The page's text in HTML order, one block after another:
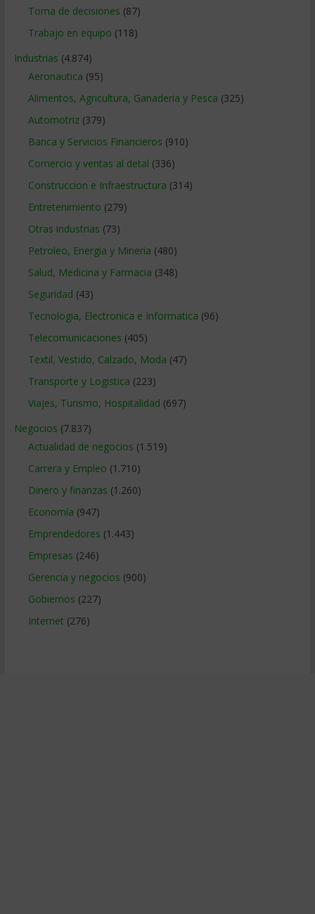
Toma de decisiones (87)
Trabajo en equipo (118)
Industrias (4.874)
Aeronautica (95)
Alimentos, Agricultura, Ganaderia y Pesca (325)
Automotriz(379)
Banca y Servicios Financieros (910)
Comercio y ventas al detal (336)
Construccion e Infraestructura (314)
Entretenimiento (279)
Otras industrias (73)
Petroleo, Energia y Mineria (480)
Salud, Medicina y Farmacia (348)
Seguridad (43)
Tecnologia, Electronica e Informatica (96)
Telecomunicaciones (405)
Textil, Vestido, Calzado, Moda (47)
Transporte y Logistica (223)
Viajes, Turismo, Hospitalidad (697)
Negocios (7.837)
Actualidad de negocios (1.519)
Carrera y Empleo (1.710)
Dinero y finanzas (1.260)
Economía (947)
Emprendedores (1.443)
Empresas (246)
Gerencia y negocios (900)
Gobiernos (227)
Internet (276)